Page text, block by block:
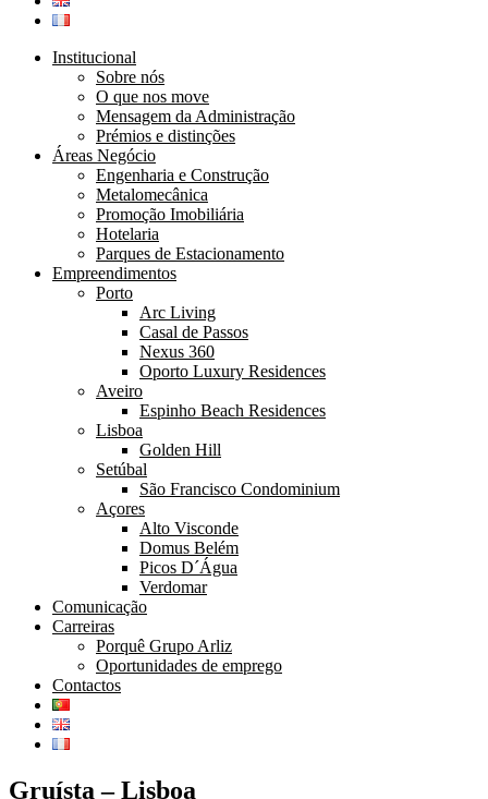
Institucional
Sobre nós
O que nos move
Mensagem da Administração
Prémios e distinções
Áreas Negócio
Engenharia e Construção
Metalomecânica
Promoção Imobiliária
Hotelaria
Parques de Estacionamento
Empreendimentos
Porto
Arc Living
Casal de Passos
Nexus 360
Oporto Luxury Residences
Aveiro
Espinho Beach Residences
Lisboa
Golden Hill
Setúbal
São Francisco Condominium
Açores
Alto Visconde
Domus Belém
Picos D´Água
Verdomar
Comunicação
Carreiras
Porquê Grupo Arliz
Oportunidades de emprego
Contactos
Gruísta – Lisboa